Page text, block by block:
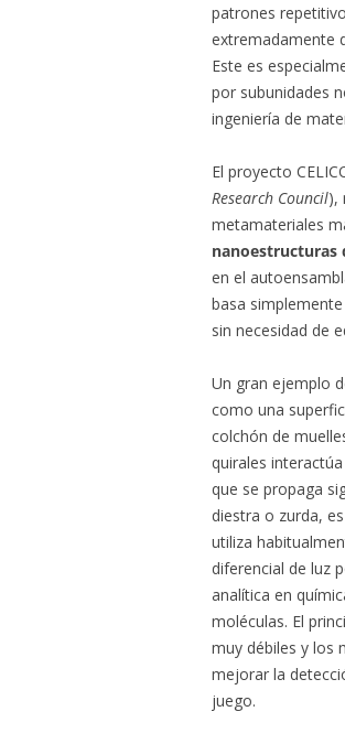
patrones
extremadamente
Este es
por subunidades
ingeniería de
El proyecto
Research Council),
metamateriales
nanoestructuras
en el
basa
sin necesidad de
Un gran ejemplo
como una
colchón de
quirales
que se propaga
diestra o zurda,
utiliza
diferencial de luz
analítica en
moléculas. El
muy débiles y los
mejorar la
juego.